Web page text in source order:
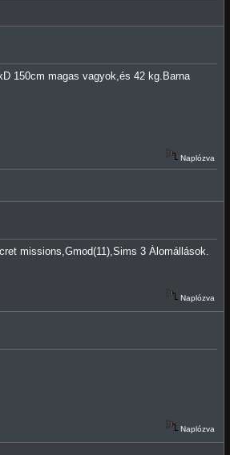
150cm magas vagyok,és 42 kg.Barna
Naplózva
missions,Gmod(11),Sims 3 Álomállások.
Naplózva
Naplózva